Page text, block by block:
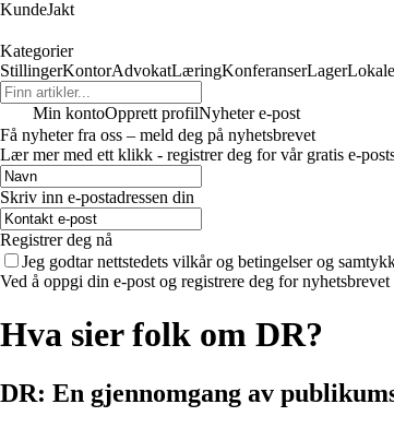
KundeJakt
Kategorier
StillingerKontorAdvokatLæringKonferanserLager
Min kontoOpprett profilNyheter e-post
Få nyheter fra oss – meld deg på nyhetsbrevet
Lær mer med ett klikk - registrer deg for vår gratis e-
Skriv inn e-postadressen din
Registrer deg nå
Jeg godtar nettstedets vilkår og betingelser og
Ved å oppgi din e-post og registrere deg for
Hva sier folk om DR?
DR: En gjennomgang av